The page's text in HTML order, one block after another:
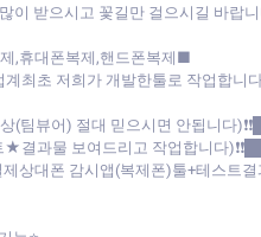
이 받으시고 꽃길만 걸으시길 바
,휴대폰복제,핸드폰복제■
최초 저희가 개발한툴로 작업합니
(팀뷰어) 절대 믿으시면 안됩니다
과물 보여드리고 작업합니다
제상대폰 감시앱(복제폰)툴+테스